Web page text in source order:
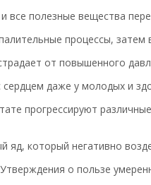
все полезные вещества
процессы, затем
от повышенного
даже у молодых и
прогрессируют
который негативно
о пользе